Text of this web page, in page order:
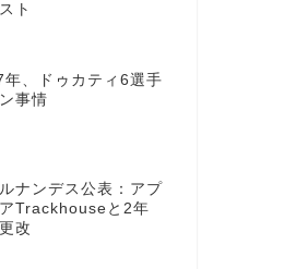
ト
年、ドゥカティ6選手
事情
ナンデス公表：アプ
Trackhouseと2年
改